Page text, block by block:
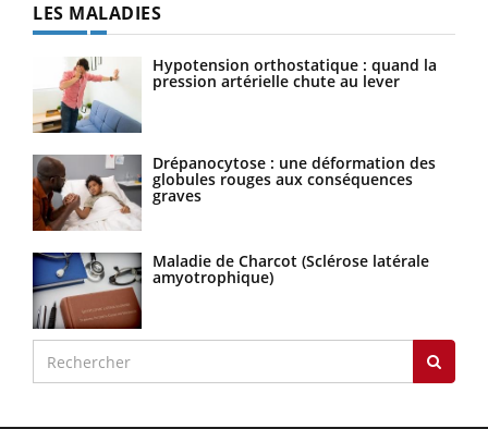
LES MALADIES
Hypotension orthostatique : quand la
pression artérielle chute au lever
Drépanocytose : une déformation des
globules rouges aux conséquences
graves
Maladie de Charcot (Sclérose latérale
amyotrophique)